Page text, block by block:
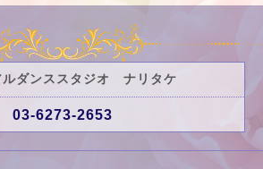
ルダンススタジオ ナリタケ
03-6273-2653